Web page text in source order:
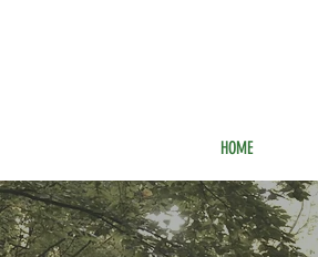
HOME